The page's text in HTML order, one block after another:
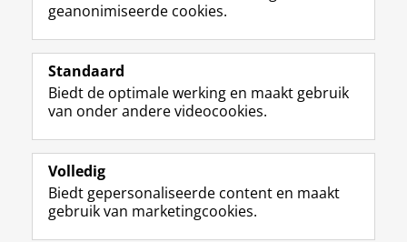
Volg ons op
M
a
t
o
o
p
r
I
n
t
r
m
De UB voor medewerkers
Praktisch
Over de UB
geanonimiseerde cookies.
Standaard
Biedt de optimale werking en maakt gebruik
van onder andere videocookies.
Volledig
Biedt gepersonaliseerde content en maakt
gebruik van marketingcookies.